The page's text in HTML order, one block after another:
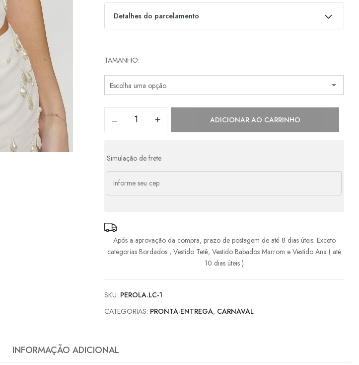
Detalhes do parcelamento
2x deR$205,00s/ juros R$410,00
TAMANHO
ADICIONAR AO CARRINHO
Simulação de frete
Após a aprovação da compra, prazo de postagem de até 8 dias úteis. Exceto
categorias Bordados , Vestido Tetê, Vestido Babados Marrom e Vestido Ana ( até
10 dias úteis )
SKU: PEROLA.LC-1
CATEGORIAS: PRONTA-ENTREGA, CARNAVAL
INFORMAÇÃO ADICIONAL